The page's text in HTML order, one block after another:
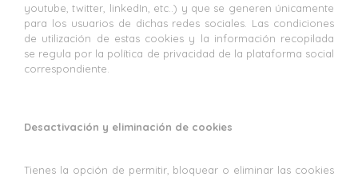
youtube, twitter, linkedIn, etc..) y que se generen únicamente
para los usuarios de dichas redes sociales. Las condiciones
de utilización de estas cookies y la información recopilada
se regula por la política de privacidad de la plataforma social
correspondiente.
Desactivación y eliminación de cookies
Tienes la opción de permitir, bloquear o eliminar las cookies